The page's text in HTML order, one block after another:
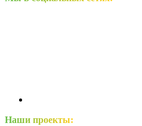
Наши проекты: